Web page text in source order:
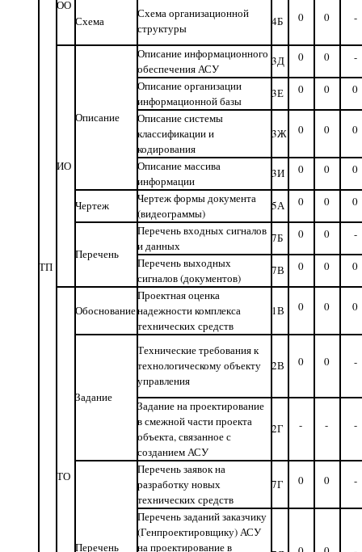
ТП
ОО
Схема
Схема организационной
структуры
4Б 0 0 -
ИО
Описание
Описание информационного
обеспечения АСУ
3Д 0 0
-
Описание организации
информационной базы
3Е 0 0
0
Описание системы
классификации и
кодирования
3Ж 0 0 0
Описание массива
информации
3И 0 0 0
Чертеж
Чертеж формы документа
(видеограммы)
5А 0 0 0
Перечень
Перечень входных сигналов
и данных
7Б 0 0
-
Перечень выходных
сигналов (документов)
7В 0 0 0
ТО
Обоснование
Проектная оценка
надежности комплекса
технических средств
1В 0 0 0
Задание
Технические требования к
технологическому объекту
управления
2В 0 0 -
Задание на проектирование
в смежной части проекта
объекта, связанное с
созданием АСУ
2Г - - -
Перечень
Перечень заявок на
разработку новых
технических средств
7Г 0 0 -
Перечень заданий заказчику
(Генпроектировщику) АСУ
на проектирование в